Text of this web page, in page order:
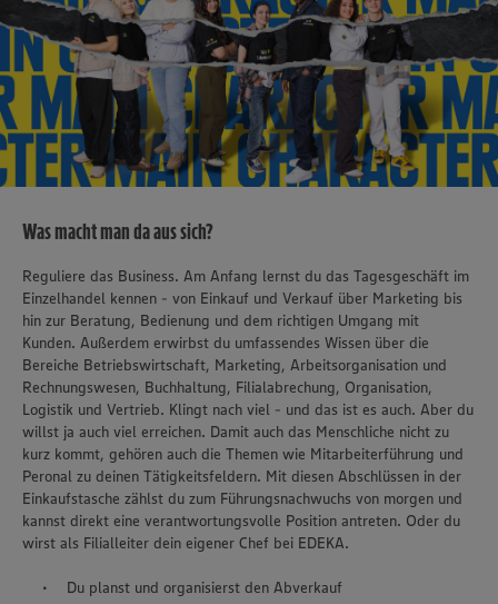
Was macht man da aus sich?
Reguliere das Business. Am Anfang lernst du das Tagesgeschäft im
Einzelhandel kennen - von Einkauf und Verkauf über Marketing bis
hin zur Beratung, Bedienung und dem richtigen Umgang mit
Kunden. Außerdem erwirbst du umfassendes Wissen über die
Bereiche Betriebswirtschaft, Marketing, Arbeitsorganisation und
Rechnungswesen, Buchhaltung, Filialabrechung, Organisation,
Logistik und Vertrieb. Klingt nach viel - und das ist es auch. Aber du
willst ja auch viel erreichen. Damit auch das Menschliche nicht zu
kurz kommt, gehören auch die Themen wie Mitarbeiterführung und
Peronal zu deinen Tätigkeitsfeldern. Mit diesen Abschlüssen in der
Einkaufstasche zählst du zum Führungsnachwuchs von morgen und
kannst direkt eine verantwortungsvolle Position antreten. Oder du
wirst als Filialleiter dein eigener Chef bei EDEKA.
Du planst und organisierst den Abverkauf